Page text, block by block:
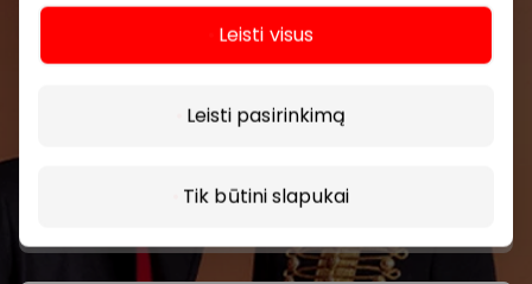
Leisti visus
Leisti pasirinkimą
Tik būtini slapukai
bendruomenės
renginius ir naujausią informaciją iš AKROPOLIS
prekybos centro.
Daugiau